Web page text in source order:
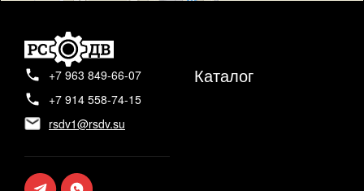
+7 963 849-66-07
+7 914 558-74-15
rsdv1@rsdv.su
Каталог